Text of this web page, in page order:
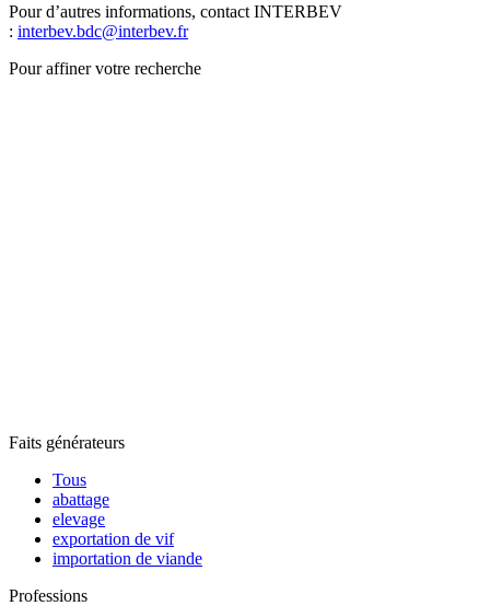
Pour d’autres informations, contact INTERBEV
: interbev.bdc@interbev.fr
Pour affiner votre recherche
Faits générateurs
Tous
abattage
elevage
exportation de vif
importation de viande
Professions